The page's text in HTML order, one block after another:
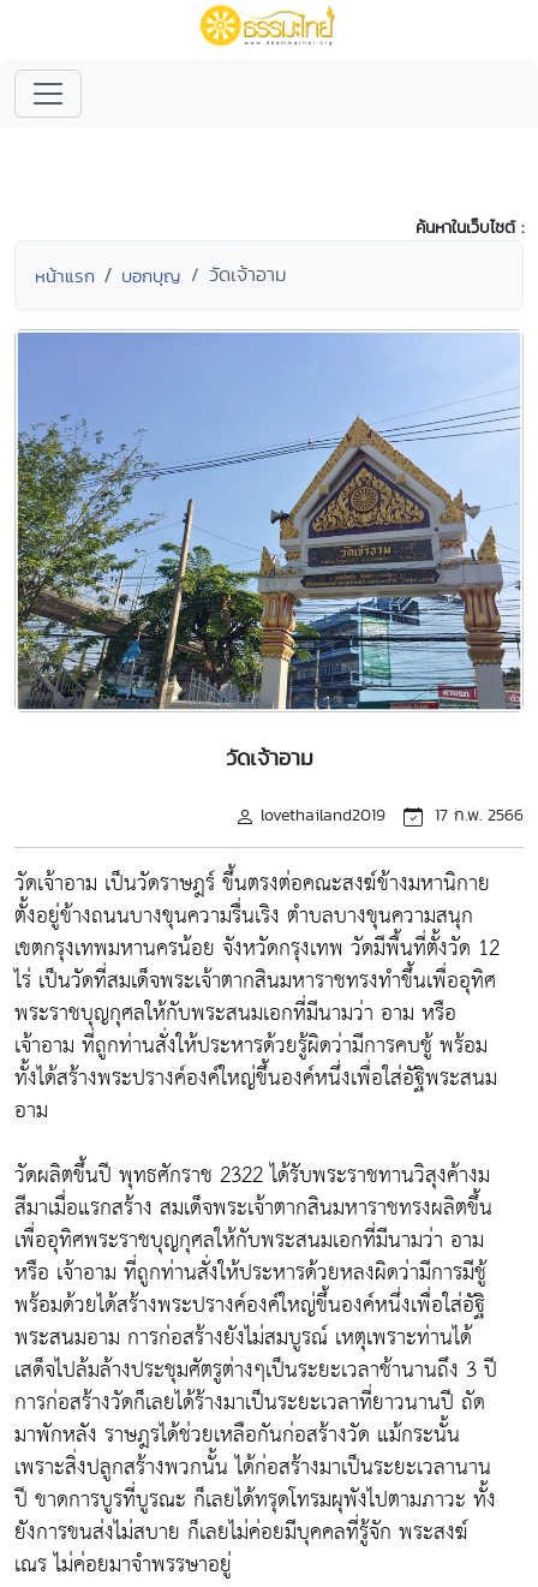
ค้นหาในเว็บไซต์ :
หน้าแรก บอกบุญ วัดเจ้าอาม
วัดเจ้าอาม
lovethailand2019 17 ก.พ. 2566
วัดเจ้าอาม เป็นวัดราษฎร์ ขึ้นตรงต่อคณะสงฆ์ข้างมหานิกาย
ตั้งอยู่ข้างถนนบางขุนความรื่นเริง ตำบลบางขุนความสนุก
เขตกรุงเทพมหานครน้อย จังหวัดกรุงเทพ วัดมีพื้นที่ตั้งวัด 12
ไร่ เป็นวัดที่สมเด็จพระเจ้าตากสินมหาราชทรงทำขึ้นเพื่ออุทิศ
พระราชบุญกุศลให้กับพระสนมเอกที่มีนามว่า อาม หรือ
เจ้าอาม ที่ถูกท่านสั่งให้ประหารด้วยรู้ผิดว่ามีการคบชู้ พร้อม
ทั้งได้สร้างพระปรางค์องค์ใหญ่ขึ้นองค์หนึ่งเพื่อใส่อัฐิพระสนม
อาม
วัดผลิตขึ้นปี พุทธศักราช 2322 ได้รับพระราชทานวิสุงค้างม
สีมาเมื่อแรกสร้าง สมเด็จพระเจ้าตากสินมหาราชทรงผลิตขึ้น
เพื่ออุทิศพระราชบุญกุศลให้กับพระสนมเอกที่มีนามว่า อาม
หรือ เจ้าอาม ที่ถูกท่านสั่งให้ประหารด้วยหลงผิดว่ามีการมีชู้
พร้อมด้วยได้สร้างพระปรางค์องค์ใหญ่ขึ้นองค์หนึ่งเพื่อใส่อัฐิ
พระสนมอาม การก่อสร้างยังไม่สมบูรณ์ เหตุเพราะท่านได้
เสด็จไปล้มล้างประชุมศัตรูต่างๆเป็นระยะเวลาช้านานถึง 3 ปี
การก่อสร้างวัดก็เลยได้ร้างมาเป็นระยะเวลาที่ยาวนานปี ถัด
มาพักหลัง ราษฎรได้ช่วยเหลือกันก่อสร้างวัด แม้กระนั้น
เพราะสิ่งปลูกสร้างพวกนั้น ได้ก่อสร้างมาเป็นระยะเวลานาน
ปี ขาดการบูรที่บูรณะ ก็เลยได้ทรุดโทรมผุพังไปตามภาวะ ทั้ง
ยังการขนส่งไม่สบาย ก็เลยไม่ค่อยมีบุคคลที่รู้จัก พระสงฆ์
เณร ไม่ค่อยมาจำพรรษาอยู่